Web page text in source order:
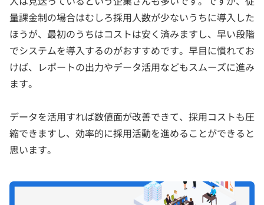
量課金制の場合はむしろ採用人数が少ないうちに導入した
ほうが、最初のうちはコストは安く済みますし、早い段階
でシステムを導入するのがおすすめです。早目に慣れてお
けば、レポートの出力やデータ活用などもスムーズに進み
ます。
データを活用すれば数値面が改善できて、採用コストも圧
縮できますし、効率的に採用活動を進めることができると
思います。